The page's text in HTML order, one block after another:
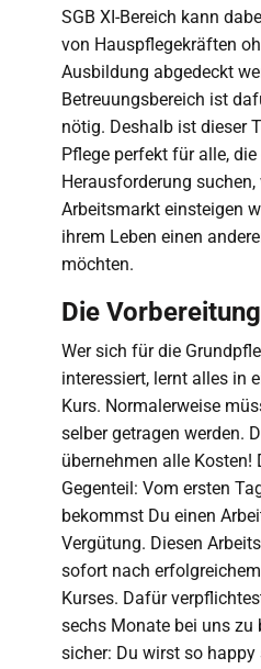
SGB XI-Bereich kann
von Hauspflegekräften
Ausbildung abgedeckt
Betreuungsbereich ist
nötig. Deshalb ist dieser
Pflege perfekt für alle, die
Herausforderung suchen,
Arbeitsmarkt einsteigen
ihrem Leben einen
möchten.
Die Vorbereitung
Wer sich für die
interessiert, lernt alles in
Kurs. Normalerweise
selber getragen werden.
übernehmen alle Kosten!
Gegenteil: Vom ersten
bekommst Du einen
Vergütung. Diesen
sofort nach
Kurses. Dafür
sechs Monate bei uns zu
sicher: Du wirst so